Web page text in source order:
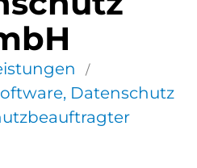
/
Datenschutz